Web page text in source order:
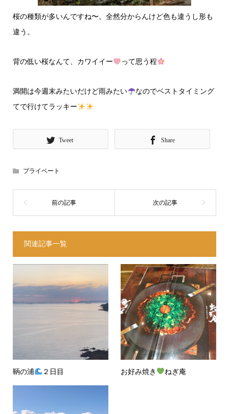
桜の種類が多いんですね〜。全然分からんけど色も違うし形も
違う。
背の低い桜なんて、カワイイー って思う程
満開は今週末みたいだけど雨みたい
なのでベストタイミング
てで行けてラッキー
Tweet Share
プライベート
関連記事一覧
鞆の浦 ２日目 お好み焼き ねぎ庵